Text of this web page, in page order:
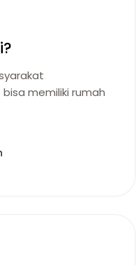
memiliki rumah